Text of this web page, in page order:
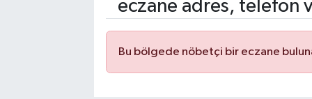
eczane adres, telefon
Bu bölgede nöbetçi bir eczane